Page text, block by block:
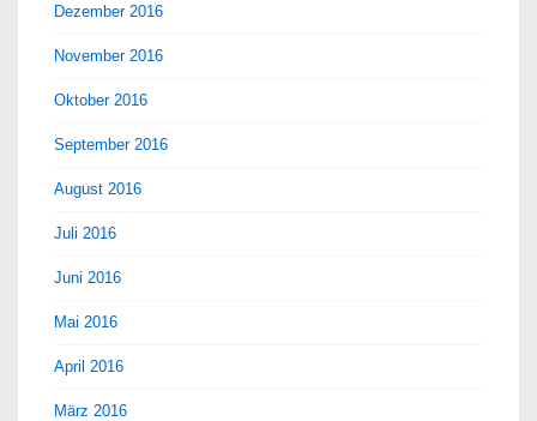
Dezember 2016
November 2016
Oktober 2016
September 2016
August 2016
Juli 2016
Juni 2016
Mai 2016
April 2016
März 2016